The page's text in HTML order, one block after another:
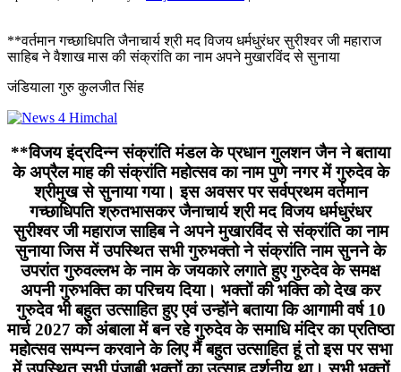
**वर्तमान गच्छाधिपति जैनाचार्य श्री मद विजय धर्मधुरंधर सुरीश्वर जी महाराज
साहिब ने वैशाख मास की संक्रांति का नाम अपने मुखारविंद से सुनाया
जंडियाला गुरु कुलजीत सिंह
**विजय इंद्रदिन्न संक्रांति मंडल के प्रधान गुलशन जैन ने बताया
के अप्रैल माह की संक्रांति महोत्सव का नाम पुणे नगर में गुरुदेव के
श्रीमुख से सुनाया गया। इस अवसर पर सर्वप्रथम वर्तमान
गच्छाधिपति श्रुतभासकर जैनाचार्य श्री मद विजय धर्मधुरंधर
सुरीश्वर जी महाराज साहिब ने अपने मुखारविंद से संक्रांति का नाम
सुनाया जिस में उपस्थित सभी गुरुभक्तो ने संक्रांति नाम सुनने के
उपरांत गुरुवल्लभ के नाम के जयकारे लगाते हुए गुरुदेव के समक्ष
अपनी गुरुभक्ति का परिचय दिया। भक्तों की भक्ति को देख कर
गुरुदेव भी बहुत उत्साहित हुए एवं उन्होंने बताया कि आगामी वर्ष 10
मार्च 2027 को अंबाला में बन रहे गुरुदेव के समाधि मंदिर का प्रतिष्ठा
महोत्सव सम्पन्न करवाने के लिए मैं बहुत उत्साहित हूं तो इस पर सभा